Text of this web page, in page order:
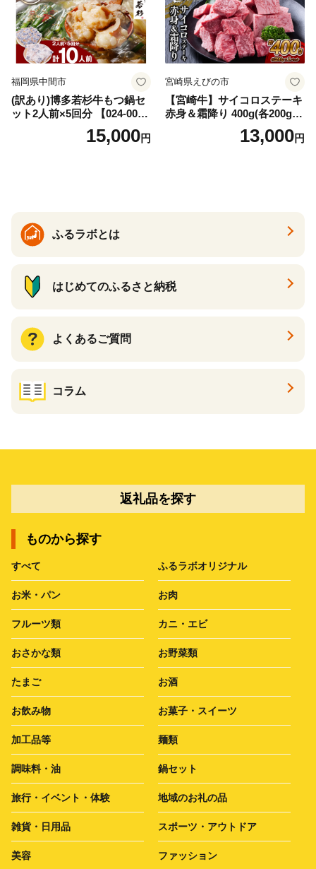
福岡県中間市
(訳あり)博多若杉牛もつ鍋セ
ット2人前×5回分 【024-002
15,000円
宮崎県えびの市
【宮崎牛】サイコロステーキ
赤身＆霜降り 400g(各200g×
１P 計2P) 真空パック 冷凍
13,000円
ふるラボとは
はじめてのふるさと納税
よくあるご質問
コラム
返礼品を探す
ものから探す
すべて ふるラボオリジナル
お米・パン お肉
フルーツ類 カニ・エビ
おさかな類 お野菜類
たまご お酒
お飲み物 お菓子・スイーツ
加工品等 麺類
調味料・油 鍋セット
旅行・イベント・体験 地域のお礼の品
雑貨・日用品 スポーツ・アウトドア
美容 ファッション